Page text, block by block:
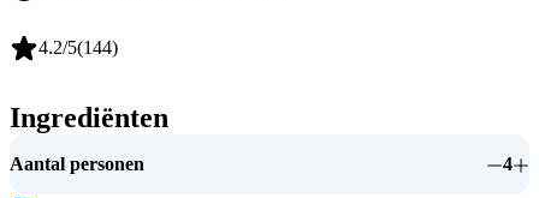
4.2/5(144)
Ingrediënten
Aantal personen 4